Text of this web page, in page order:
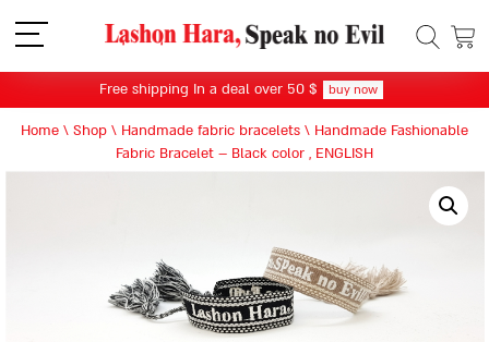
תפריט
Free shipping In a deal over 50 $ buy now
Home \ Shop \ Handmade fabric bracelets \ Handmade Fashionable
Fabric Bracelet – Black color , ENGLISH